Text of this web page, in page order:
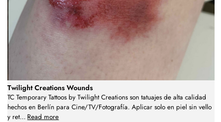
Twilight Creations Wounds
TC Temporary Tattoos by Twilight Creations son tatuajes de alta calidad
hechos en Berlín para Cine/TV/Fotografía. Aplicar solo en piel sin vello
y ret... Read more